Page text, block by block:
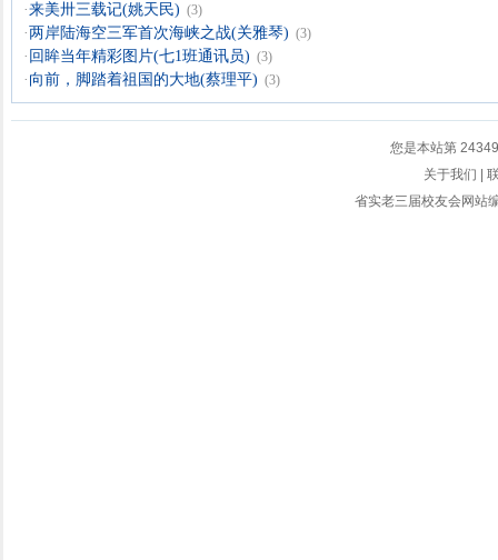
·来美卅三载记(姚天民) (3)
· 两岸陆海空三军首次海峡之战(关雅琴) (3)
· 回眸当年精彩图片(七1班通讯员) (3)
· 向前，脚踏着祖国的大地(蔡理平) (3)
您是本站第
关于我们
省实老三届校友会网站